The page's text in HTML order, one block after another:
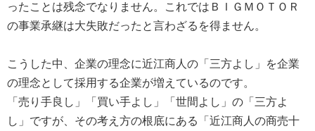
ったことは残念でなりません。これではＢＩＧＭＯＴＯＲ
の事業承継は大失敗だったと言わざるを得ません。
こうした中、企業の理念に近江商人の「三方よし」を企業
の理念として採用する企業が増えているのです。
「売り手良し」「買い手よし」「世間よし」の「三方よ
し」ですが、その考え方の根底にある「近江商人の商売十